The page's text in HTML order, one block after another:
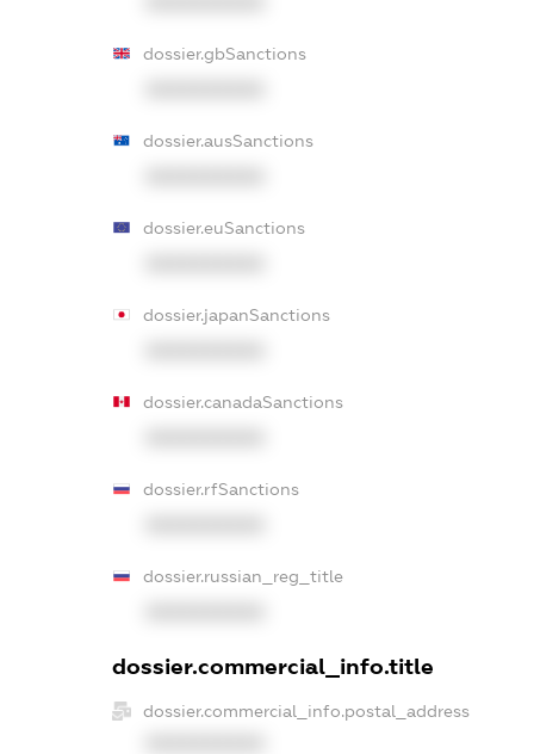
dossier.gbSanctions
dossier.ausSanctions
dossier.euSanctions
dossier.japanSanctions
dossier.canadaSanctions
dossier.rfSanctions
dossier.russian_reg_title
dossier.commercial_info.title
dossier.commercial_info.postal_address